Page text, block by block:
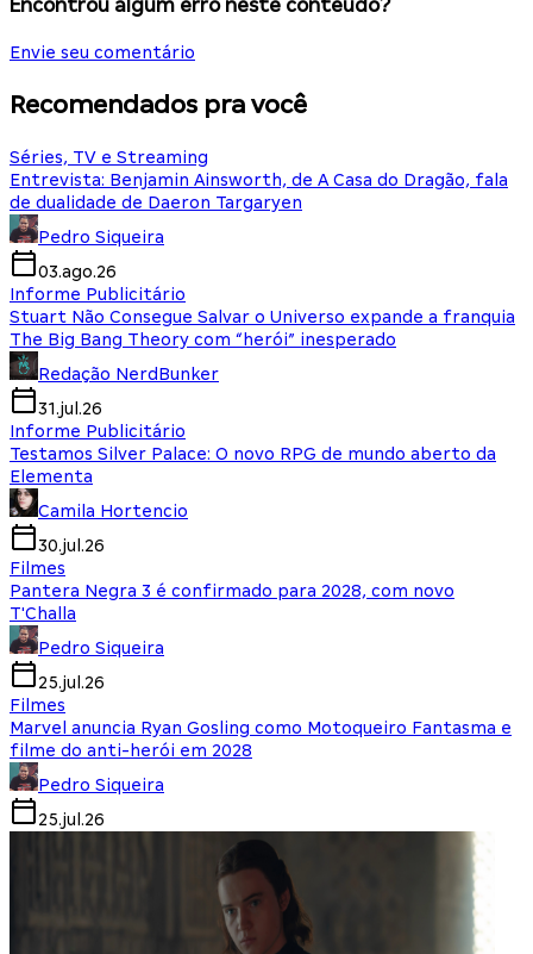
Encontrou algum erro neste conteúdo?
Envie seu comentário
Recomendados pra você
Séries, TV e Streaming
Entrevista: Benjamin Ainsworth, de A Casa do Dragão, fala
de dualidade de Daeron Targaryen
Pedro Siqueira
03.ago.26
Informe Publicitário
Stuart Não Consegue Salvar o Universo expande a franquia
The Big Bang Theory com “herói” inesperado
Redação NerdBunker
31.jul.26
Informe Publicitário
Testamos Silver Palace: O novo RPG de mundo aberto da
Elementa
Camila Hortencio
30.jul.26
Filmes
Pantera Negra 3 é confirmado para 2028, com novo
T'Challa
Pedro Siqueira
25.jul.26
Filmes
Marvel anuncia Ryan Gosling como Motoqueiro Fantasma e
filme do anti-herói em 2028
Pedro Siqueira
25.jul.26